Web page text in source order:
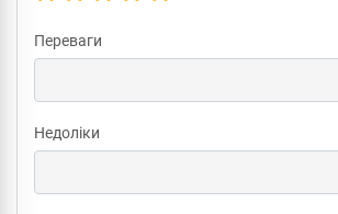
Переваги
Недоліки